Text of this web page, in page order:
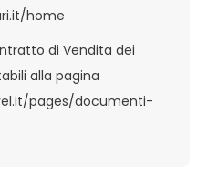
home
di Vendita dei
alla pagina
pages/documenti-